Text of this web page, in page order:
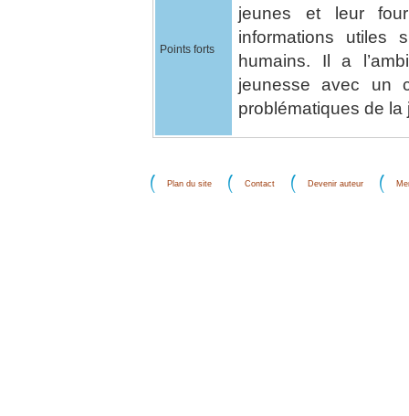
Points forts
jeunes et leur
informations
humains. Il a
jeunesse avec un
problématiques de
Plan du site Contact Devenir auteur